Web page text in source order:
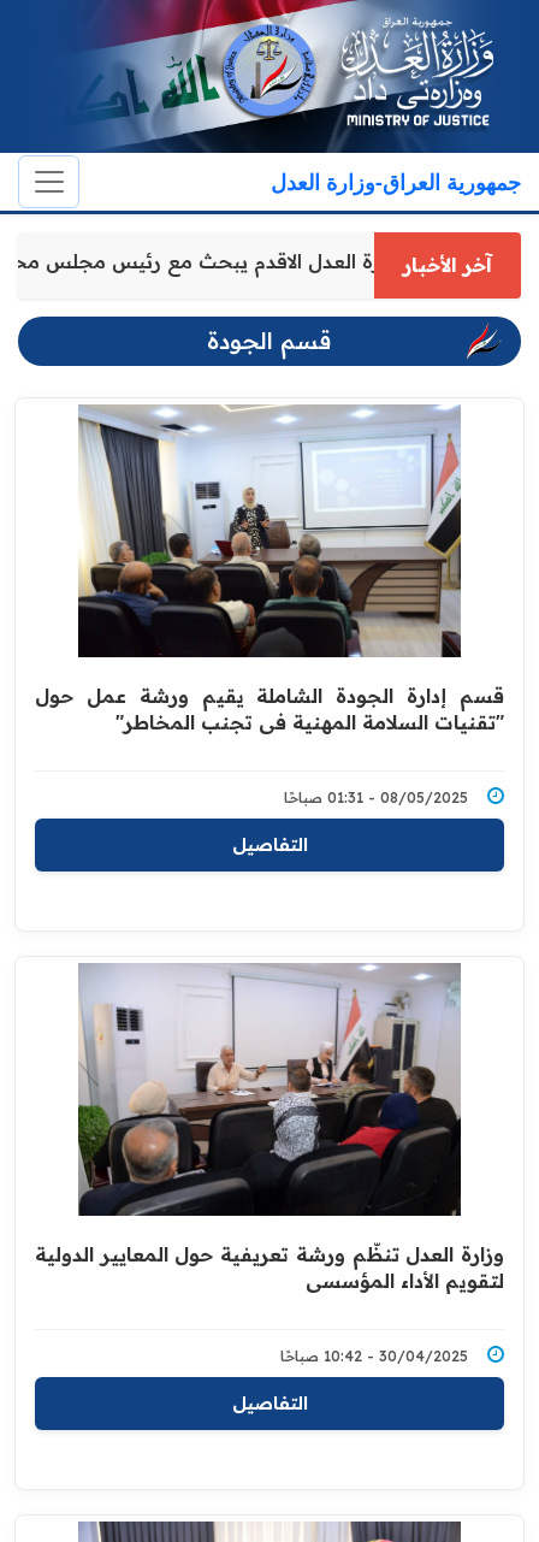
جمهورية العراق-وزارة العدل
آخر الأخباروكيل وزارة العدل الاقدم يبحث مع رئيس مجلس
قسم الجودة
قسم إدارة الجودة الشاملة يقيم ورشة عمل حول
"تقنيات السلامة المهنية في تجنب المخاطر"
08/05/2025 - 01:31 صباحًا
التفاصيل
وزارة العدل تنظّم ورشة تعريفية حول المعايير الدولية
لتقويم الأداء المؤسسي
30/04/2025 - 10:42 صباحًا
التفاصيل